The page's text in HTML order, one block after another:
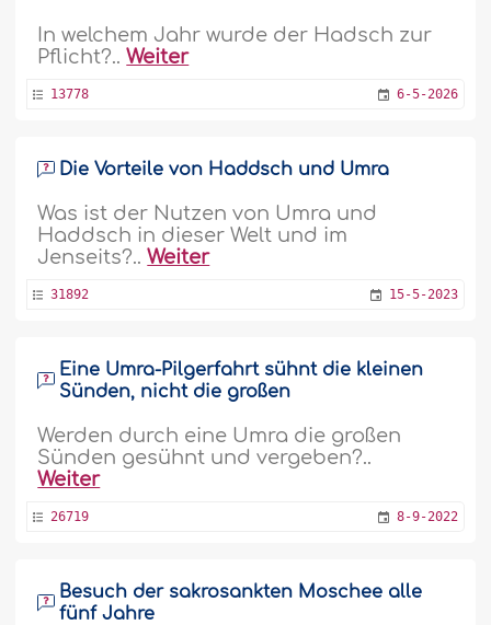
In welchem Jahr wurde der Hadsch zur
Pflicht?..Weiter
13778 6-5-2026
Die Vorteile von Haddsch und Umra
Was ist der Nutzen von Umra und
Haddsch in dieser Welt und im
Jenseits?..Weiter
31892 15-5-2023
Eine Umra-Pilgerfahrt sühnt die kleinen
Sünden, nicht die großen
Werden durch eine Umra die großen
Sünden gesühnt und vergeben?..
Weiter
26719 8-9-2022
Besuch der sakrosankten Moschee alle
fünf Jahre